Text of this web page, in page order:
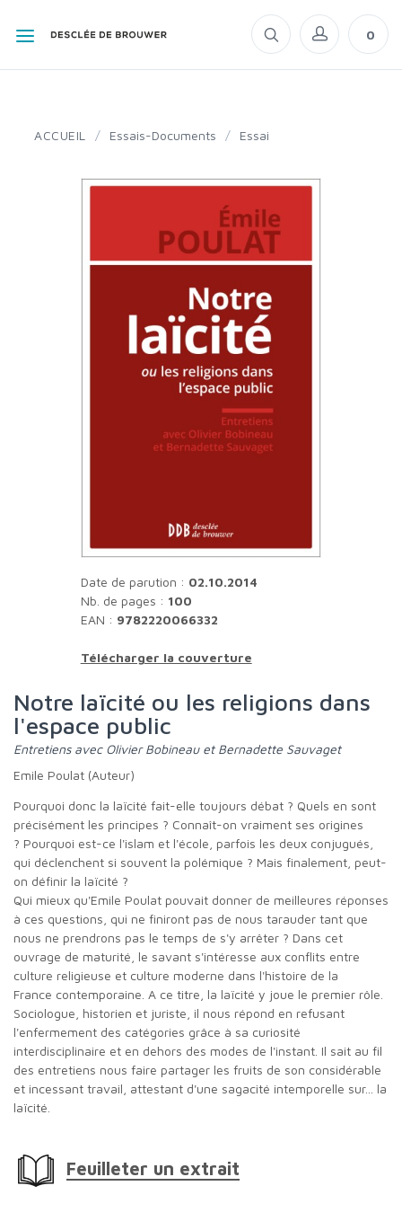
0
ACCUEIL / Essais-Documents / Essai
Date de parution : 02.10.2014
Nb. de pages : 100
EAN : 9782220066332
Télécharger la couverture
Notre laïcité ou les religions dans
l'espace public
Entretiens avec Olivier Bobineau et Bernadette Sauvaget
Emile Poulat (Auteur)
Pourquoi donc la laïcité fait-elle toujours débat ? Quels en sont
précisément les principes ? Connaît-on vraiment ses origines
? Pourquoi est-ce l'islam et l'école, parfois les deux conjugués,
qui déclenchent si souvent la polémique ? Mais finalement, peut-
on définir la laïcité ?
Qui mieux qu'Emile Poulat pouvait donner de meilleures réponses
à ces questions, qui ne finiront pas de nous tarauder tant que
nous ne prendrons pas le temps de s'y arrêter ? Dans cet
ouvrage de maturité, le savant s'intéresse aux conflits entre
culture religieuse et culture moderne dans l'histoire de la
France contemporaine. A ce titre, la laïcité y joue le premier rôle.
Sociologue, historien et juriste, il nous répond en refusant
l'enfermement des catégories grâce à sa curiosité
interdisciplinaire et en dehors des modes de l'instant. Il sait au fil
des entretiens nous faire partager les fruits de son considérable
et incessant travail, attestant d'une sagacité intemporelle sur... la
laïcité.
Feuilleter un extrait